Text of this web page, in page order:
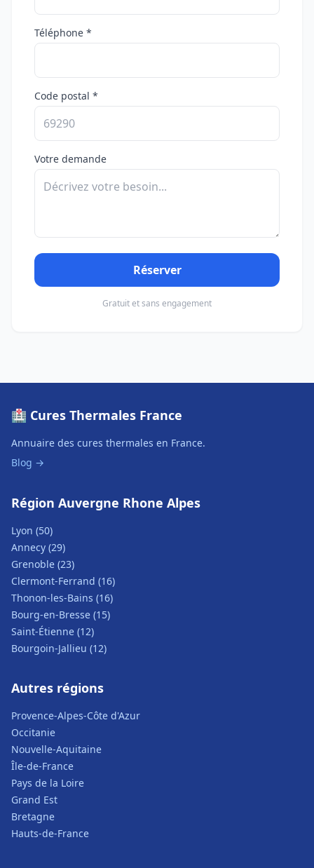
Téléphone *
Code postal *
Votre demande
Réserver
Gratuit et sans engagement
🏥 Cures Thermales France
Annuaire des cures thermales en France.
Blog →
Région Auvergne Rhone Alpes
Lyon (50)
Annecy (29)
Grenoble (23)
Clermont-Ferrand (16)
Thonon-les-Bains (16)
Bourg-en-Bresse (15)
Saint-Étienne (12)
Bourgoin-Jallieu (12)
Autres régions
Provence-Alpes-Côte d'Azur
Occitanie
Nouvelle-Aquitaine
Île-de-France
Pays de la Loire
Grand Est
Bretagne
Hauts-de-France